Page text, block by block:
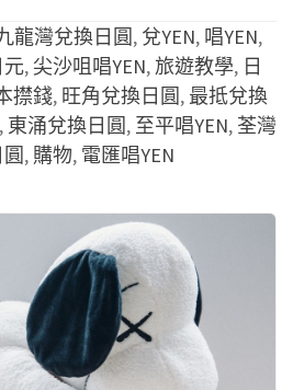
龍灣兌換日圓, 兌YEN, 唱YEN,
元, 尖沙咀唱YEN, 旅遊教學, 日
㩒錢, 旺角兌換日圓, 最抵兌換
, 東涌兌換日圓, 至平唱YEN, 荃灣
, 購物, 電匯唱YEN